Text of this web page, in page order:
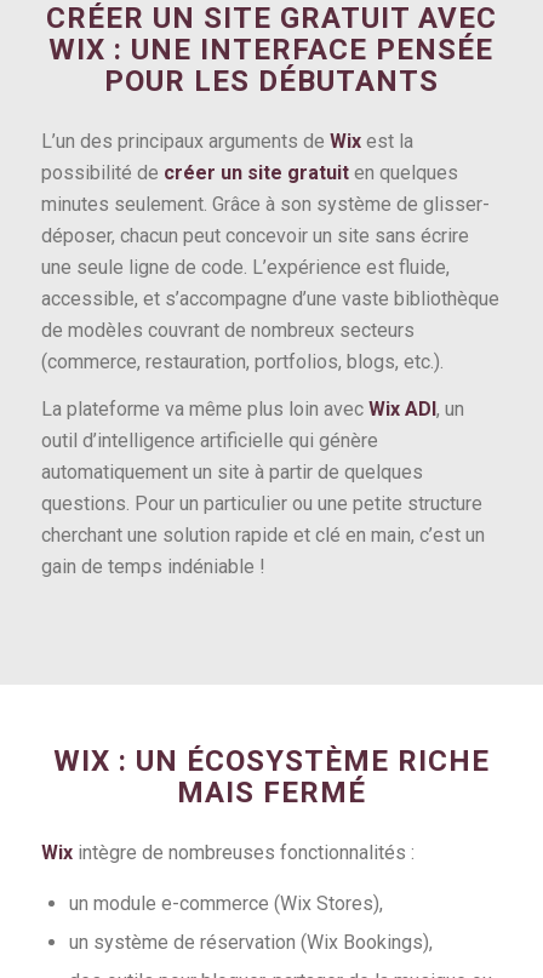
CRÉER UN SITE GRATUIT AVEC
WIX : UNE INTERFACE PENSÉE
POUR LES DÉBUTANTS
L’un des principaux arguments de Wixest la
possibilité de créer un site gratuiten quelques
minutes seulement. Grâce à son système de glisser-
déposer, chacun peut concevoir un site sans écrire
une seule ligne de code. L’expérience est fluide,
accessible, et s’accompagne d’une vaste bibliothèque
de modèles couvrant de nombreux secteurs
(commerce, restauration, portfolios, blogs, etc.).
La plateforme va même plus loin avec Wix ADI , un
outil d’intelligence artificielle qui génère
automatiquement un site à partir de quelques
questions. Pour un particulier ou une petite structure
cherchant une solution rapide et clé en main, c’est un
gain de temps indéniable !
WIX : UN ÉCOSYSTÈME RICHE
MAIS FERMÉ
Wixintègre de nombreuses fonctionnalités :
un module e-commerce (Wix Stores),
un système de réservation (Wix Bookings),